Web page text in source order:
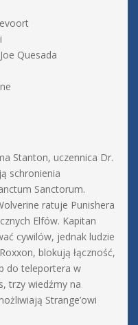
Joe Quesada
Stanton, uczennica Dr.
schronienia
Sanctorum.
ratuje Punishera
Elfów. Kapitan
cywilów, jednak ludzie
blokują łączność,
do teleportera w
trzy wiedźmy na
Strange’owi